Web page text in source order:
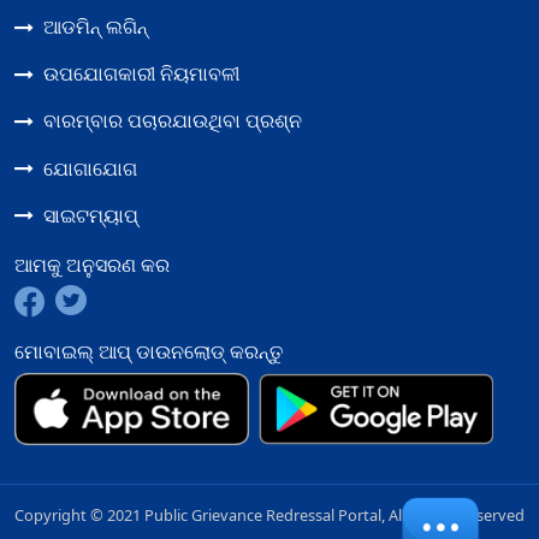
ଆଡମିନ୍ ଲଗିନ୍
ଉପଯୋଗକାରୀ ନିୟମାବଳୀ
ବାରମ୍ବାର ପଚାରଯାଉଥିବା ପ୍ରଶ୍ନ
ଯୋଗାଯୋଗ
ସାଇଟମ୍ୟାପ୍
ଆମକୁ ଅନୁସରଣ କର
ମୋବାଇଲ୍ ଆପ୍ ଡାଉନଲୋଡ୍ କରନ୍ତୁ
Copyright © 2021 Public Grievance Redressal Portal, All Rights Reserved